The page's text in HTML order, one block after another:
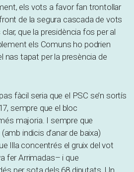
els vots a favor fan trontollar
de la segura cascada de vots
que la presidència fos per al
els Comuns ho podrien
nas tapat per la presència de
fàcil seria que el PSC se’n sortís
sempre que el bloc
majoria. I sempre que
indicis d’anar de baixa)
Illa concentrés el gruix del vot
fer Arrimadas– i que
per sota dels 68 diputats. Un